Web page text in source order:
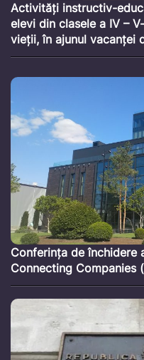
Activități instructiv-
elevi din clasele a IV –
vieții, în ajunul vacanței
Conferința de închidere
Connecting Companies